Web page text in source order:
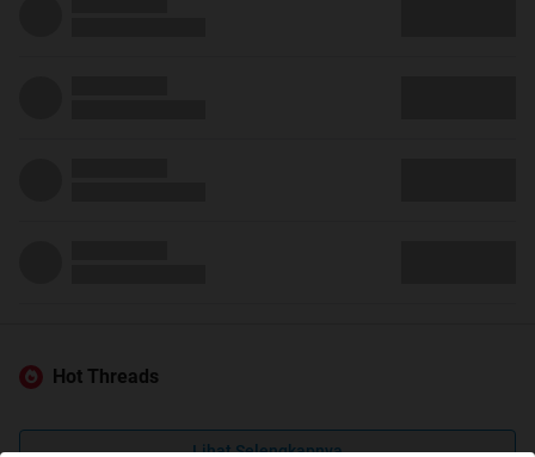
Hot Threads
Lihat Selengkapnya